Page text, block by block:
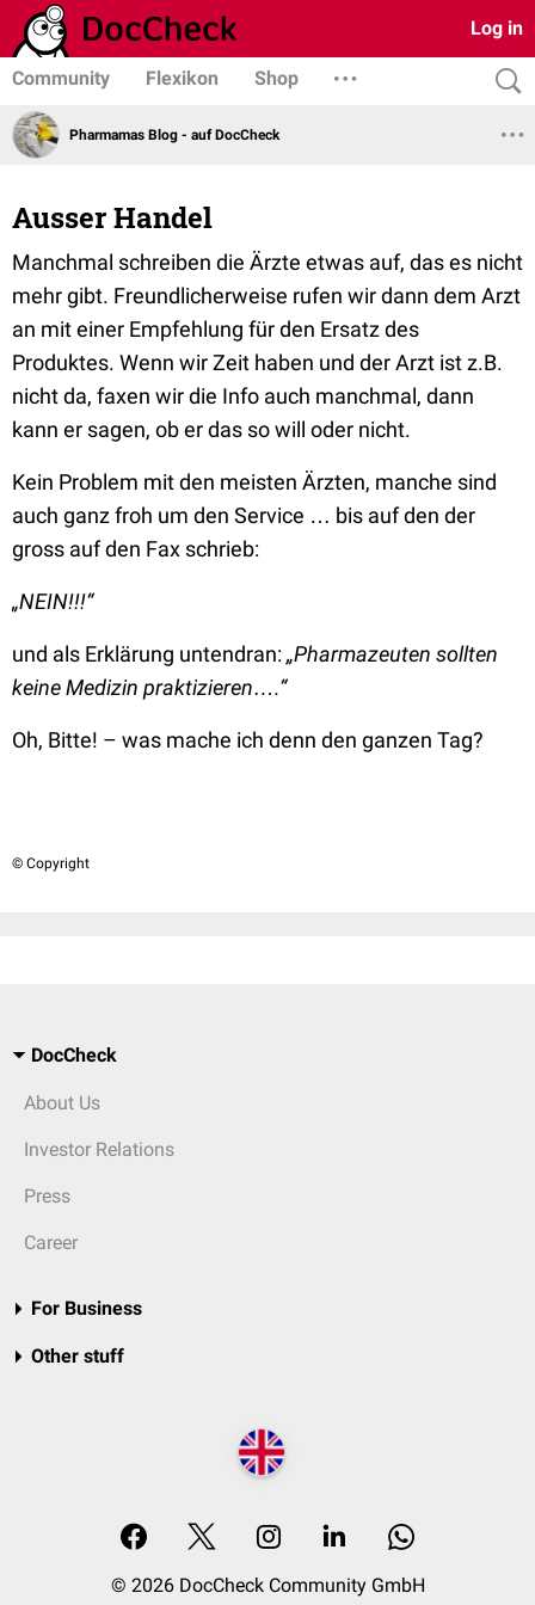
Log in
Community Flexikon Shop
Pharmamas Blog - auf DocCheck
Ausser Handel
Manchmal schreiben die Ärzte etwas auf, das es nicht
mehr gibt. Freundlicherweise rufen wir dann dem Arzt
an mit einer Empfehlung für den Ersatz des
Produktes. Wenn wir Zeit haben und der Arzt ist z.B.
nicht da, faxen wir die Info auch manchmal, dann
kann er sagen, ob er das so will oder nicht.
Kein Problem mit den meisten Ärzten, manche sind
auch ganz froh um den Service … bis auf den der
gross auf den Fax schrieb:
„NEIN!!!“
und als Erklärung untendran:„Pharmazeuten sollten
keine Medizin praktizieren….“
Oh, Bitte! – was mache ich denn den ganzen Tag?
© Copyright
DocCheck
About Us
Investor Relations
Press
Career
For Business
Other stuff
© 2026 DocCheck Community GmbH